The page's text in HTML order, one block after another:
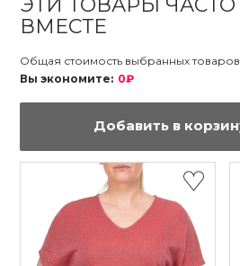
ЭТИ ТОВАРЫ
ВМЕСТЕ
Общая стоимость выбранных
Вы экономите: 0₽
Добавить в